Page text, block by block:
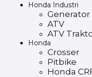
Honda Industri
Generator
ATV
ATV
Honda
Crosser
Pitbike
Honda